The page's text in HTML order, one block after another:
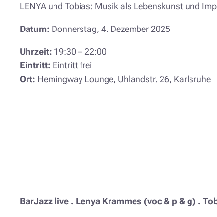
LENYA und Tobias: Musik als Lebenskunst und
Datum: Donnerstag, 4. Dezember 2025
Uhrzeit: 19:30 – 22:00
Eintritt: Eintritt frei
Ort: Hemingway Lounge, Uhlandstr. 26, Karlsruhe
BarJazz live . Lenya Krammes (voc & p & g) .